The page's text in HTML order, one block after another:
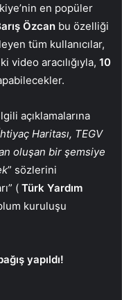
en popüler
Özcan bu özelliği
tüm kullanıcılar,
video aracılığıyla, 10
açıklamalarına
Haritası, TEGV
oluşan bir şemsiye
” sözlerini
( Türk Yardım
kuruluşu
yapıldı!